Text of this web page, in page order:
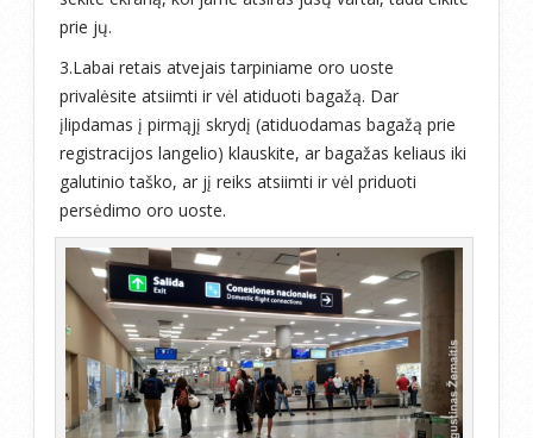
prie jų.
3.Labai retais atvejais tarpiniame oro uoste
privalėsite atsiimti ir vėl atiduoti bagažą. Dar
įlipdamas į pirmąjį skrydį (atiduodamas bagažą prie
registracijos langelio) klauskite, ar bagažas keliaus iki
galutinio taško, ar jį reiks atsiimti ir vėl priduoti
persėdimo oro uoste.